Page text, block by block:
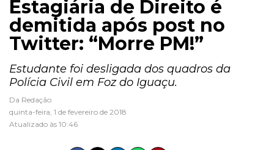
Estagiária de Direito é
demitida após post no
Twitter: “Morre PM!”
Estudante foi desligada dos quadros da
Polícia Civil em Foz do Iguaçu.
Da Redação
quinta-feira, 1 de fevereiro de 2018
Atualizado às 10:46